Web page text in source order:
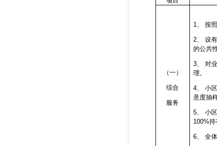
（一）
综合
服务
1、 按
2、
设
的公共
3、
对
理。
4、
小
意度抽
5、
小
100%持
6、 全